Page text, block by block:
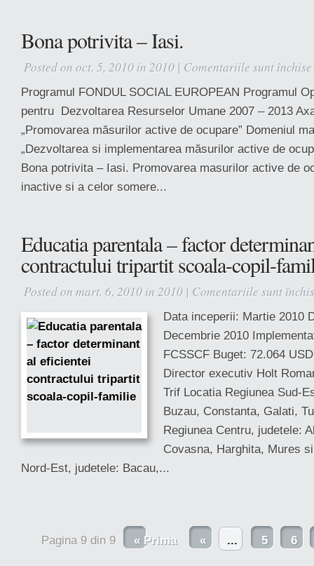
Bona potrivita – Iasi.
Posted on oct. 5, 2010 in 2010 | Comentariile sunt închise
Programul FONDUL SOCIAL EUROPEAN Programul
pentru Dezvoltarea Resurselor Umane 2007 – 2013
„Promovarea măsurilor active de ocupare” Domeniul
„Dezvoltarea si implementarea măsurilor active de
Bona potrivita – Iasi. Promovarea masurilor active de
inactive si a celor somere...
Educatia parentala – factor
contractului tripartit scoala-copil-
Posted on mart. 6, 2010 in 2010 | Comentariile sunt
Data inceperii: Martie 2010
Decembrie 2010
FCSSCF Buget: 72.064
Director executiv Holt
Trif Locatia Regiunea Sud-
Buzau, Constanta, Galati,
Regiunea Centru, judetele:
Covasna, Harghita, Mures
Nord-Est, judetele: Bacau,...
Pagina 9 din 9 « Prima « ... 5 6